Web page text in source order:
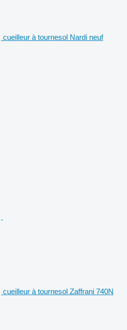
cueilleur à tournesol Nardi neuf
cueilleur à tournesol Zaffrani 740N